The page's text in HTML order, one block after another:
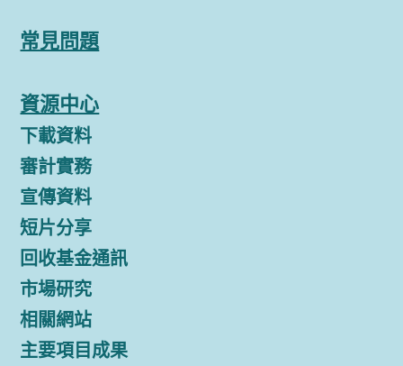
常見問題
資源中心
下載資料
審計實務
宣傳資料
短片分享
回收基金通訊
市場研究
相關網站
主要項目成果